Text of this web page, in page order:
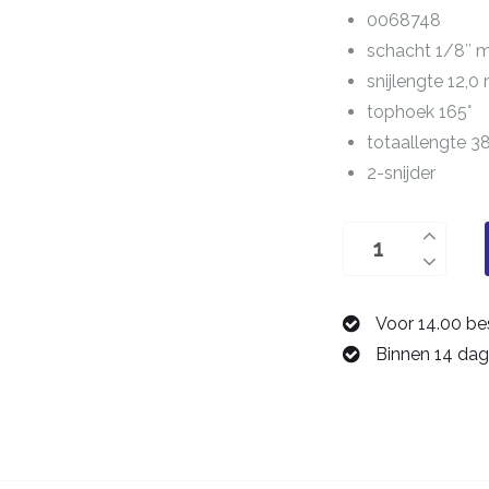
0068748
schacht 1/8″
snijlengte 12,0
tophoek 165°
totaallengte
2-snijder
0068748
aantal
Voor 14.00
Binnen 14